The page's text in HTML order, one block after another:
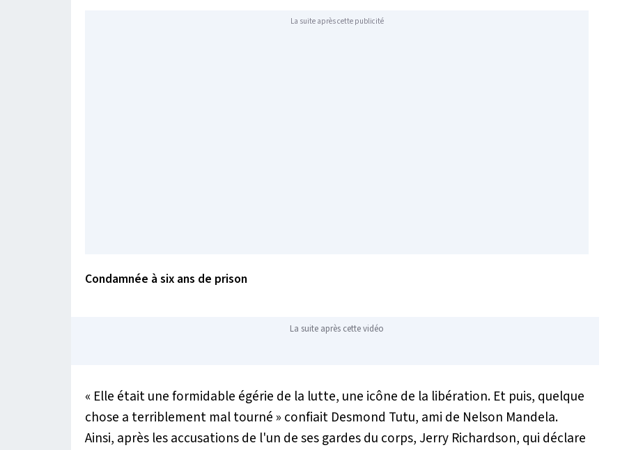
La suite après cette publicité
Condamnée à six ans de prison
La suite après cette vidéo
« Elle était une formidable égérie de la lutte, une icône de la libération. Et puis, quelque
chose a terriblement mal tourné » confiait Desmond Tutu, ami de Nelson Mandela.
Ainsi, après les accusations de l'un de ses gardes du corps, Jerry Richardson, qui déclare